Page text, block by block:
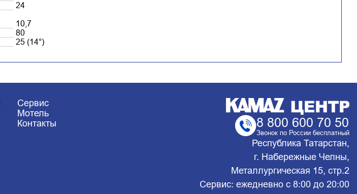
24
10,7
80
25 (14°)
Сервис
Мотель
Контакты 8 800 600 70 50
Звонок по России бесплатный
Республика Татарстан,
г. Набережные Челны,
Металлургическая 15, стр.2
Сервис: ежедневно с 8:00 до 20:00